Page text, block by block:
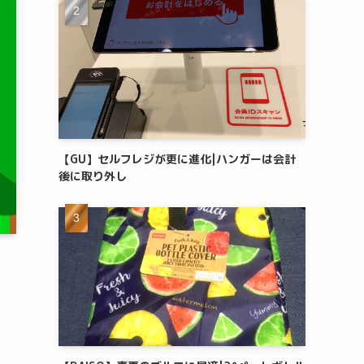
【GU】セルフレジが更に進化|ハンガーは会計
後に取り外し